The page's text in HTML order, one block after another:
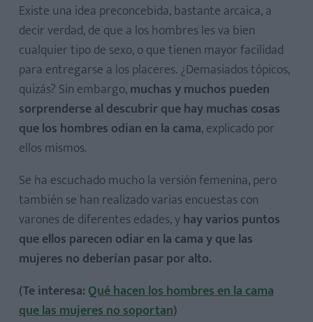
Mujer pasiva
Muy controladora
Gemidos excesivos
No querer probar cosas nuevas
No tener confianza en una misma
No saber qué hacer con el pene
No practicar sexo oral
La atención dedicada solo al pene
Apariencia poco cuidada
Existe una idea preconcebida, bastante arcaica, a
decir verdad, de que a los hombres les va bien
cualquier tipo de sexo, o que tienen mayor facilidad
para entregarse a los placeres. ¿Demasiados tópicos,
quizás? Sin embargo,muchas y muchos pueden
sorprenderse al descubrir que hay muchas cosas
que los hombres odian en la cama, explicado por
ellos mismos.
Se ha escuchado mucho la versión femenina, pero
también se han realizado varias encuestas con
varones de diferentes edades, yhay varios puntos
que ellos parecen odiar en la cama y que las
mujeres no deberían pasar por alto.
(Te interesa: Qué hacen los hombres en la cama
que las mujeres no soportan)